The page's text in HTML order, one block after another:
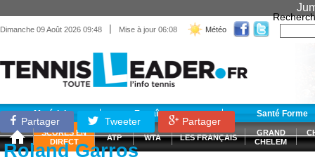
Dimanche 09 Août 2026 09:48 | Mise à jour 06:08 Météo
Matériel Entraînement Santé Forme
SCORES EN
DIRECT
ATP WTA LES FRANÇAIS
GRAND
CHELEM
Partager Tweeter Partager
Roland Garros